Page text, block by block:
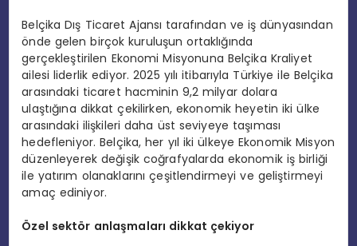
Belçika Dış Ticaret Ajansı tarafından ve iş dünyasından
önde gelen birçok kuruluşun ortaklığında
gerçekleştirilen Ekonomi Misyonuna Belçika Kraliyet
ailesi liderlik ediyor. 2025 yılı itibarıyla Türkiye ile Belçika
arasındaki ticaret hacminin 9,2 milyar dolara
ulaştığına dikkat çekilirken, ekonomik heyetin iki ülke
arasındaki ilişkileri daha üst seviyeye taşıması
hedefleniyor. Belçika, her yıl iki ülkeye Ekonomik Misyon
düzenleyerek değişik coğrafyalarda ekonomik iş birliği
ile yatırım olanaklarını çeşitlendirmeyi ve geliştirmeyi
amaç ediniyor.
Özel sektör anlaşmaları dikkat çekiyor